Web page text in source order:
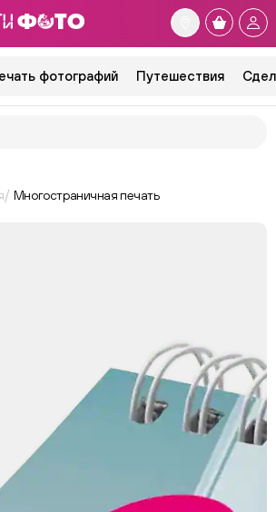
фотографий Путешествия
Многостраничная печать